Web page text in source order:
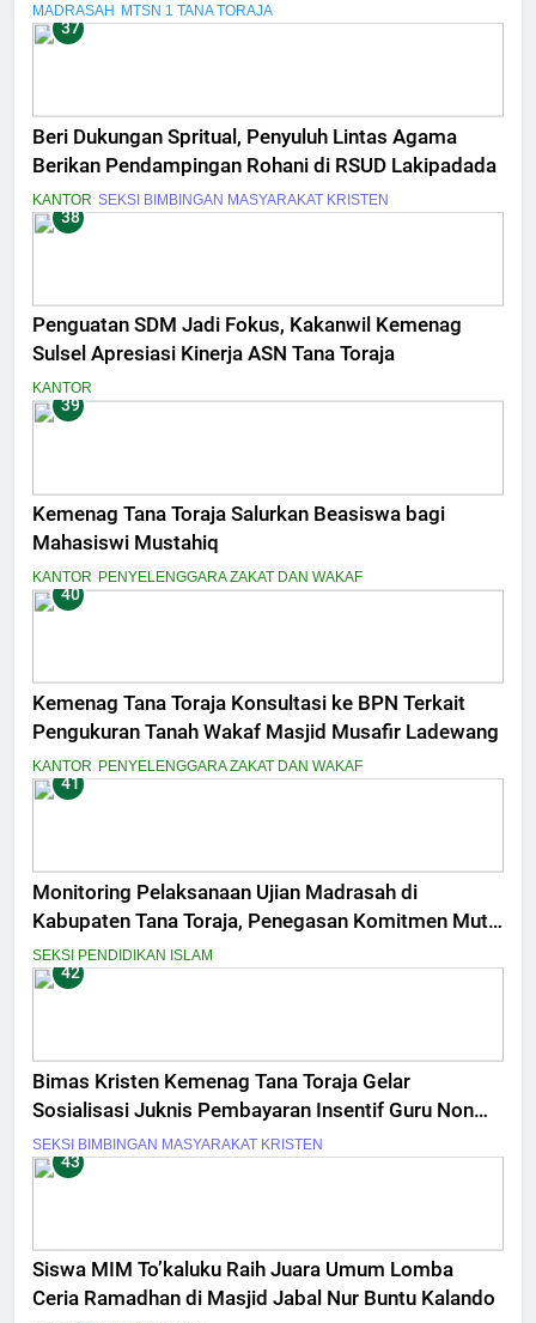
MADRASAH MTSN 1 TANA TORAJA
37
Beri Dukungan Spritual, Penyuluh Lintas Agama
Berikan Pendampingan Rohani di RSUD Lakipadada
KANTOR SEKSI BIMBINGAN MASYARAKAT KRISTEN
38
Penguatan SDM Jadi Fokus, Kakanwil Kemenag
Sulsel Apresiasi Kinerja ASN Tana Toraja
KANTOR
39
Kemenag Tana Toraja Salurkan Beasiswa bagi
Mahasiswi Mustahiq
KANTOR PENYELENGGARA ZAKAT DAN WAKAF
40
Kemenag Tana Toraja Konsultasi ke BPN Terkait
Pengukuran Tanah Wakaf Masjid Musafir Ladewang
KANTOR PENYELENGGARA ZAKAT DAN WAKAF
41
Monitoring Pelaksanaan Ujian Madrasah di
Kabupaten Tana Toraja, Penegasan Komitmen Mutu
dan Integritas Penilaian
SEKSI PENDIDIKAN ISLAM
42
Bimas Kristen Kemenag Tana Toraja Gelar
Sosialisasi Juknis Pembayaran Insentif Guru Non
ASN Tahun 2026
SEKSI BIMBINGAN MASYARAKAT KRISTEN
43
Siswa MIM To’kaluku Raih Juara Umum Lomba
Ceria Ramadhan di Masjid Jabal Nur Buntu Kalando